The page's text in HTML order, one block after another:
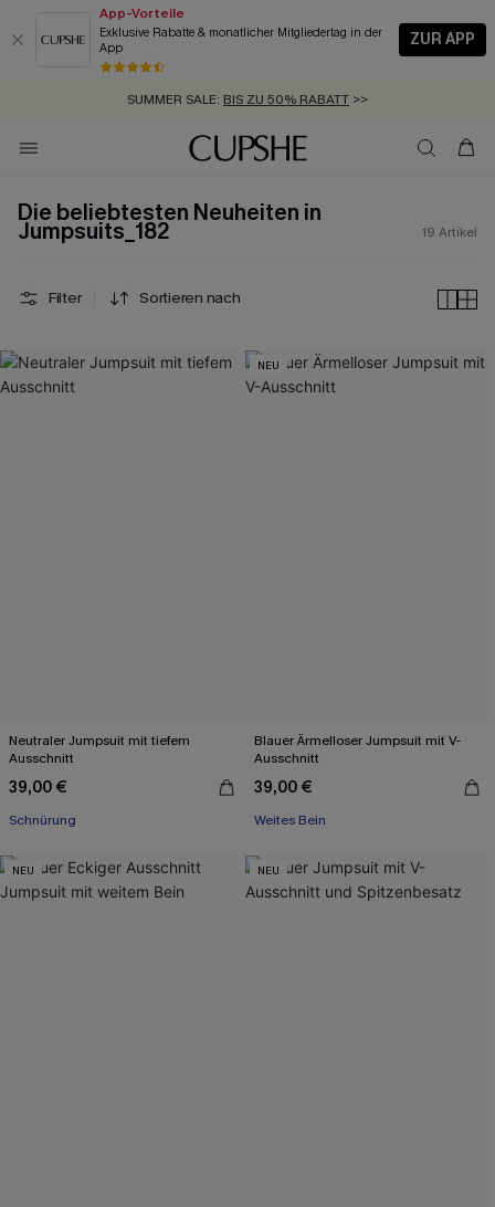
App-Vorteile
Exklusive Rabatte & monatlicher Mitgliedertag in der
App
ZUR APP
GRATIS MASSBAND MIT JEDEM SCHNELLVERSAND-ARTIKEL >>
SUMMER SALE: BIS ZU 50% RABATT >>
ZUM NEWSLETTER:BIS ZU -20% EXTRA ERHALTEN
KOSTENLOSER VERSAND AB 89 €
Die beliebtesten Neuheiten in
Jumpsuits_182 19 Artikel
Filter Sortieren nach
Neutraler Jumpsuit mit tiefem
Ausschnitt
39,00 €
Schnürung
NEU
Blauer Ärmelloser Jumpsuit mit V-
Ausschnitt
39,00 €
Weites Bein
NEU NEU